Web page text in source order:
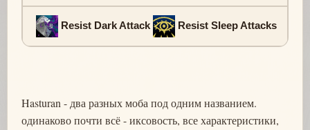
Resist Dark Attack Resist Sleep Attacks
Hasturan - два разных моба под одним названием.
одинаково почти всё - иксовость, все характеристики,